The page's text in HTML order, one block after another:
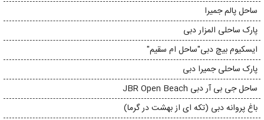
ساحل پالم جمیرا
پارک ساحلی المزار دبی
ایسکیوم بیچ دبی"ساحل ام سقیم"
پارک ساحلی جمیرا دبی
ساحل جی بی آر دبی JBR Open Beach
باغ پروانه دبی (تکه ای از بهشت در گرما)